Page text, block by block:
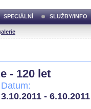
SPECIÁLNÍ SLUŽBY/INFO
- 120 let
Datum:
3.10.2011 - 6.10.2011